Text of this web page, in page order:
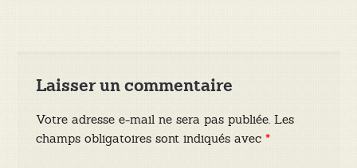
Laisser un commentaire
Votre adresse e-mail ne sera pas publiée. Les
champs obligatoires sont indiqués avec*